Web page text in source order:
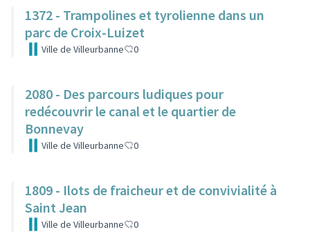
1372 - Trampolines et tyrolienne dans un
parc de Croix-Luizet
Ville de Villeurbanne 0
2080 - Des parcours ludiques pour
redécouvrir le canal et le quartier de
Bonnevay
Ville de Villeurbanne 0
1809 - Ilots de fraicheur et de convivialité à
Saint Jean
Ville de Villeurbanne 0